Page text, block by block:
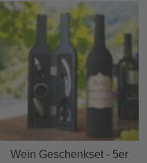
Wein Geschenkset - 5er